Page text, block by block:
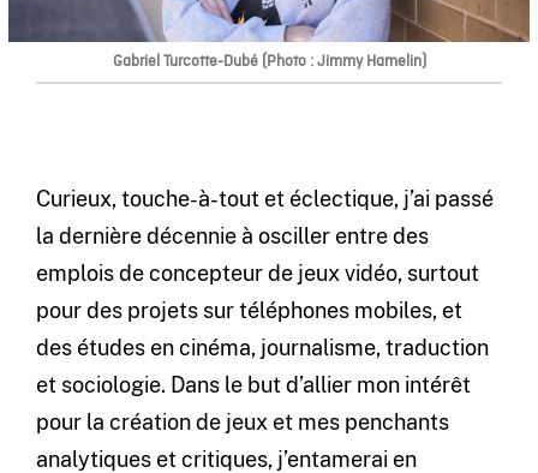
Gabriel Turcotte-Dubé (Photo : Jimmy Hamelin)
Curieux, touche-à-tout et éclectique, j’ai passé
la dernière décennie à osciller entre des
emplois de concepteur de jeux vidéo, surtout
pour des projets sur téléphones mobiles, et
des études en cinéma, journalisme, traduction
et sociologie. Dans le but d’allier mon intérêt
pour la création de jeux et mes penchants
analytiques et critiques, j’entamerai en